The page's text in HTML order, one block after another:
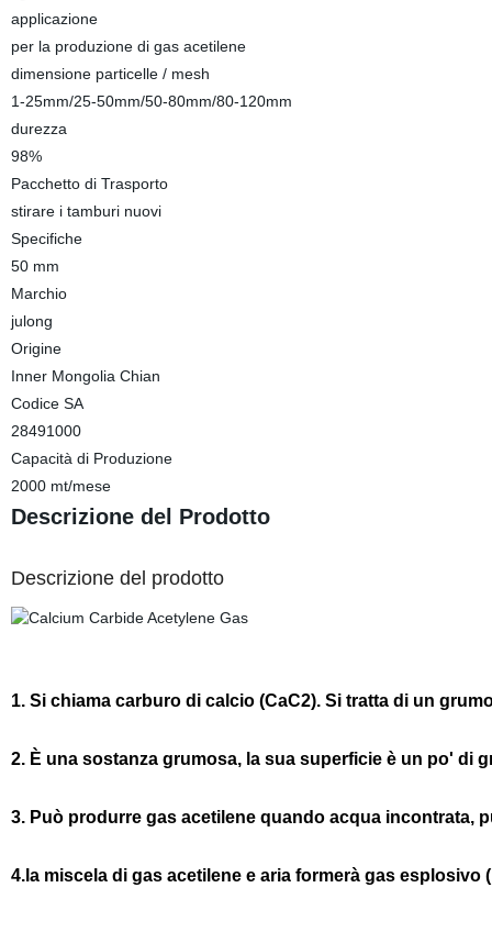
applicazione
per la produzione di gas acetilene
dimensione particelle / mesh
1-25mm/25-50mm/50-80mm/80-120mm
durezza
98%
Pacchetto di Trasporto
stirare i tamburi nuovi
Specifiche
50 mm
Marchio
julong
Origine
Inner Mongolia Chian
Codice SA
28491000
Capacità di Produzione
2000 mt/mese
Descrizione del Prodotto
Descrizione del prodotto
1. Si chiama carburo di calcio (CaC2). Si tratta di un
2. È una sostanza grumosa, la sua superficie è un po' di
3. Può produrre gas acetilene quando acqua incontrata,
4.la miscela di gas acetilene e aria formerà gas